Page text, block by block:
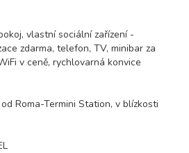
vlastní sociální zařízení -
zdarma, telefon, TV, minibar za
v ceně, rychlovarná konvice
Roma-Termini Station, v blízkosti